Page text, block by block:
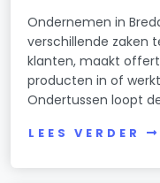
Ondernemen in
verschillende zaken
klanten, maakt
producten in of
Ondertussen loopt
LEES VERDER